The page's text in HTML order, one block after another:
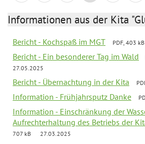
Informationen aus der Kita
Bericht - Kochspaß im MGT PDF, 403 kB
Bericht - Ein besonderer Tag im Wald
27.05.2025
Bericht - Übernachtung in der Kita
Information - Frühjahrsputz Danke
Information - Einschränkung der
Aufrechterhaltung des Betriebs der
707 kB
27.03.2025